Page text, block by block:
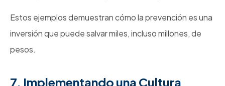
Estos ejemplos demuestran cómo la prevención es una
inversión que puede salvar miles, incluso millones, de
pesos.
7. Implementando una Cultura